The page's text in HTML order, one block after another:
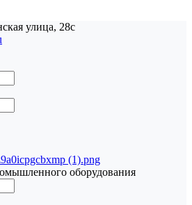
улица, 28с
оборудования